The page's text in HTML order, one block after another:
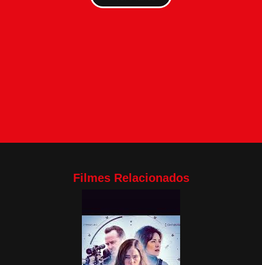
Filmes Relacionados